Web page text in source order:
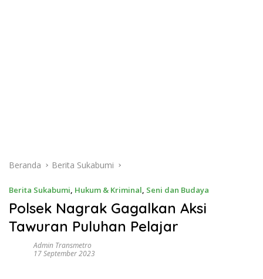
Beranda Berita Sukabumi
Berita Sukabumi, Hukum & Kriminal, Seni dan Budaya
Polsek Nagrak Gagalkan Aksi
Tawuran Puluhan Pelajar
Admin Transmetro
17 September 2023